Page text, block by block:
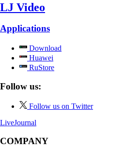
LJ Video
Applications
Download
Huawei
RuStore
Follow us:
Follow us on Twitter
LiveJournal
COMPANY